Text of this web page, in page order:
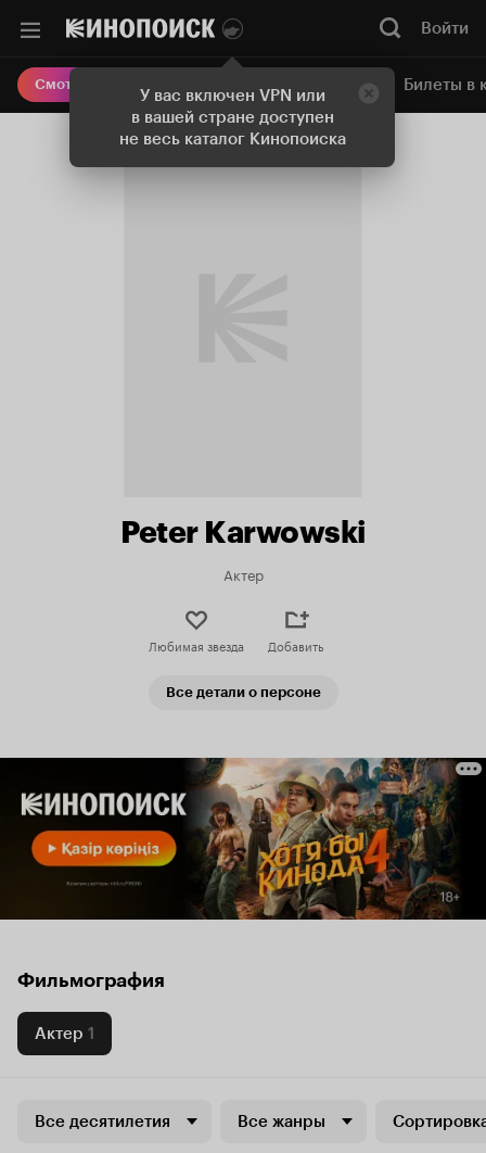
У вас включен VPN или
в вашей стране доступен
не весь каталог Кинопоиска
Войти
Смотреть кино Онлайн-кинотеатр Билеты в
Peter Karwowski
Актер
Любимая звезда Добавить
Все детали о персоне
Фильмография
Актер 1
Все десятилетия Все жанры